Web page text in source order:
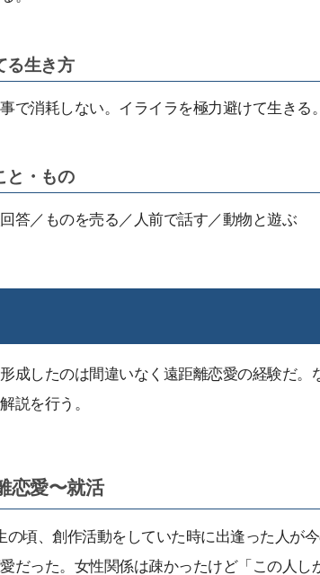
る生き方
で消耗しない。イライラを極力避けて生きる
と・もの
答／ものを売る／人前で話す／動物と遊ぶ
成したのは間違いなく遠距離恋愛の経験だ。
説を行う。
恋愛〜就活
の頃、創作活動をしていた時に出逢った人が
だった。女性関係は疎かったけど「この人